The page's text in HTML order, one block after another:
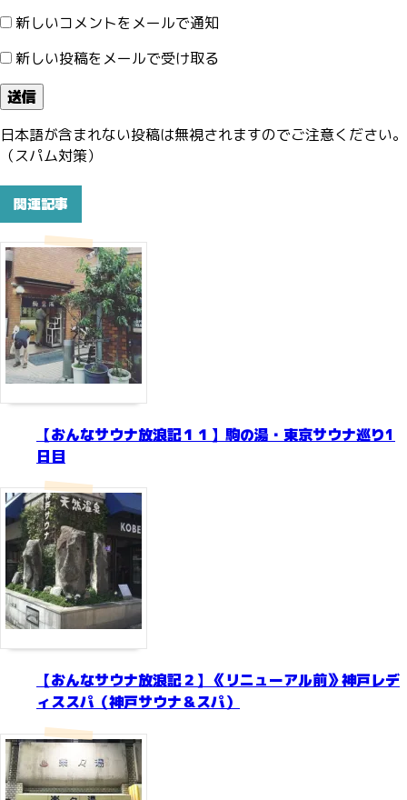
新しいコメントをメールで通知
新しい投稿をメールで受け取る
日本語が含まれない投稿は無視されますのでご注意ください。
（スパム対策）
関連記事
【おんなサウナ放浪記１１】駒の湯・東京サウナ巡り1
日目
【おんなサウナ放浪記２】《リニューアル前》神戸レデ
ィススパ（神戸サウナ＆スパ）